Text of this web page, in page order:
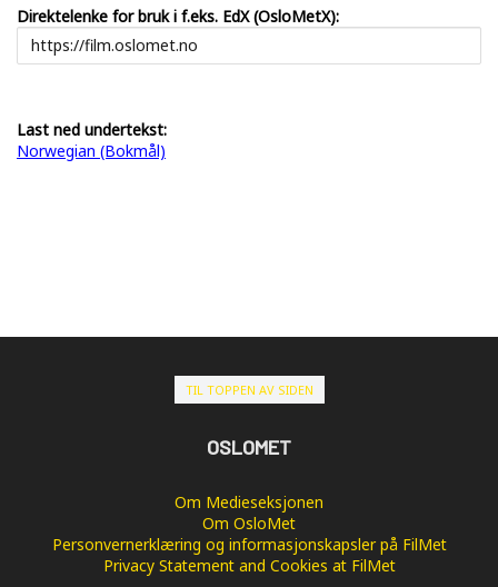
Direktelenke for bruk i f.eks. EdX (OsloMetX):
Last ned undertekst:
Norwegian (Bokmål)
TIL TOPPEN AV SIDEN
OSLOMET
Om Medieseksjonen
Om OsloMet
Personvernerklæring og informasjonskapsler på FilMet
Privacy Statement and Cookies at FilMet